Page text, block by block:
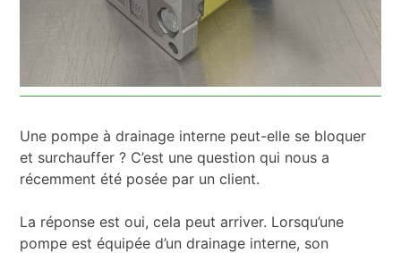
Une pompe à drainage interne peut-elle se bloquer
et surchauffer ? C’est une question qui nous a
récemment été posée par un client.
La réponse est oui, cela peut arriver. Lorsqu’une
pompe est équipée d’un drainage interne, son